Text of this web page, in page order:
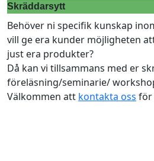
Skräddarsytt
Behöver ni specifik kunskap
vill ge era kunder möjligheten
just era produkter?
Då kan vi tillsammans med er
föreläsning/seminarie/
Välkommen att kontakta oss för